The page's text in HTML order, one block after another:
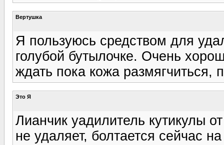
Вертушка
Я пользуюсь средством для
голубой бутылочке. Очень
ждать пока кожа размягчиться,
Это Я
Лианчик уадилитель кутикулы
не удаляет, болтается сейчас